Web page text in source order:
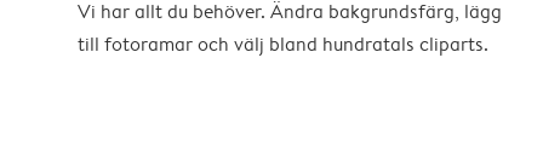
Vi har allt du behöver. Ändra bakgrundsfärg, lägg
till fotoramar och välj bland hundratals cliparts.